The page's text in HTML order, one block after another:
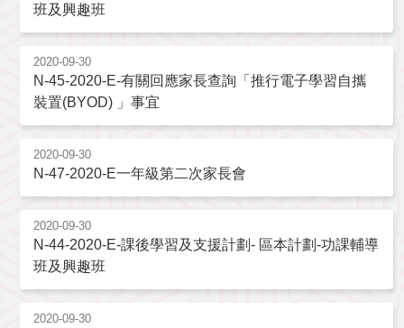
班及興趣班
2020-09-30
N-45-2020-E-有關回應家長查詢「推行電子學習自攜
裝置(BYOD) 」事宜
2020-09-30
N-47-2020-E一年級第二次家長會
2020-09-30
N-44-2020-E-課後學習及支援計劃- 區本計劃-功課輔導
班及興趣班
2020-09-30